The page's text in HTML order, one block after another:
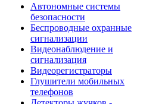
Автономные системы
безопасности
Беспроводные охранные
сигнализации
Видеонаблюдение и
сигнализация
Видеорегистраторы
Глушители мобильных
телефонов